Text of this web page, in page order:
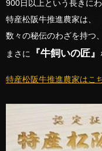
900日以上という長きに
特産松阪牛推進農家は、
数々の秘伝のわざを持つ、
まさに
『牛飼いの匠』
特産松阪牛推進農家はこ